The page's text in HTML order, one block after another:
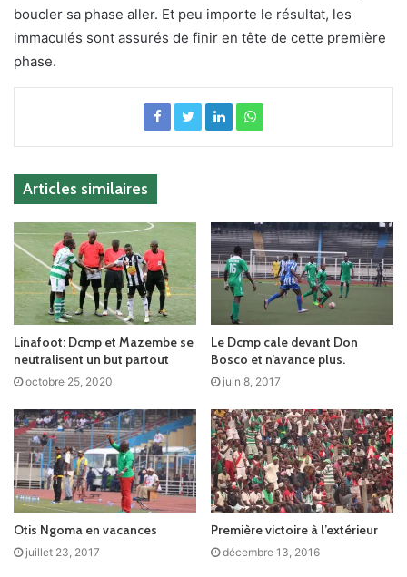
boucler sa phase aller. Et peu importe le résultat, les
immaculés sont assurés de finir en tête de cette première
phase.
Articles similaires
Linafoot: Dcmp et Mazembe se
neutralisent un but partout
octobre 25, 2020
Le Dcmp cale devant Don
Bosco et n’avance plus.
juin 8, 2017
Otis Ngoma en vacances
juillet 23, 2017
Première victoire à l’extérieur
décembre 13, 2016